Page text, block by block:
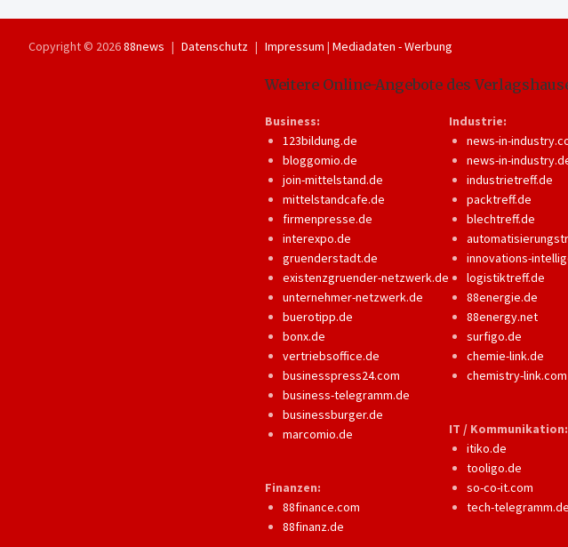
Copyright © 202688news Datenschutz Impressum | Mediadaten - Werbung
Weitere Online-Angebote des
Business:
123bildung.de
bloggomio.de
join-mittelstand.de
mittelstandcafe.de
firmenpresse.de
interexpo.de
gruenderstadt.de
existenzgruender-netzwerk.de
unternehmer-netzwerk.de
buerotipp.de
bonx.de
vertriebsoffice.de
businesspress24.com
business-telegramm.de
businessburger.de
marcomio.de
Finanzen:
88finance.com
88finanz.de
Industrie:
news-in-
news-in-
industrietreff.de
packtreff.de
blechtreff.de
innovations-
logistiktreff.de
88energie.de
88energy.net
surfigo.de
chemie-link.de
chemistry-link.com
IT / Kommunikation:
itiko.de
tooligo.de
so-co-it.com
tech-telegramm.de